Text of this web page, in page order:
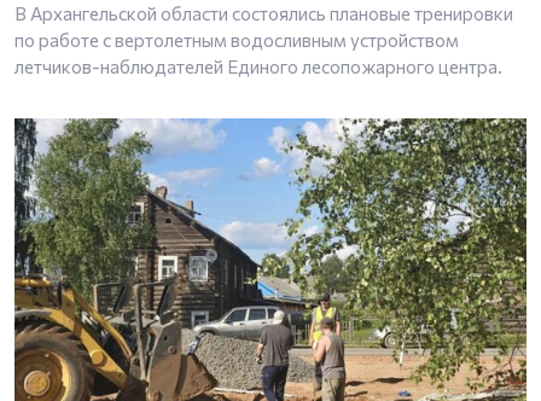
В Архангельской области состоялись плановые тренировки
по работе с вертолетным водосливным устройством
летчиков-наблюдателей Единого лесопожарного центра.